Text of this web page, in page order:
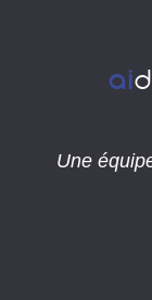
ai
Une